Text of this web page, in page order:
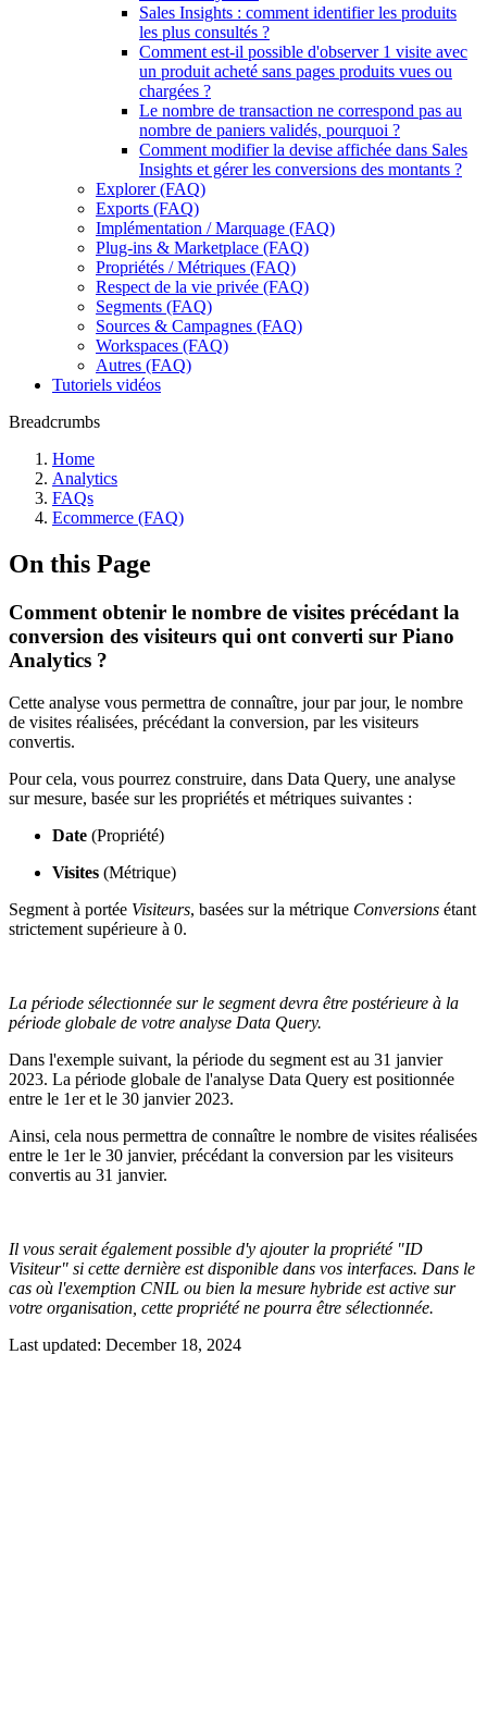
Sales Insights : comment identifier les produits
les plus consultés ?
Comment est-il possible d'observer 1 visite avec
un produit acheté sans pages produits vues ou
chargées ?
Le nombre de transaction ne correspond pas au
nombre de paniers validés, pourquoi ?
Comment modifier la devise affichée dans Sales
Insights et gérer les conversions des montants ?
Explorer (FAQ)
Exports (FAQ)
Implémentation / Marquage (FAQ)
Plug-ins & Marketplace (FAQ)
Propriétés / Métriques (FAQ)
Respect de la vie privée (FAQ)
Segments (FAQ)
Sources & Campagnes (FAQ)
Workspaces (FAQ)
Autres (FAQ)
Tutoriels vidéos
Breadcrumbs
Home
Analytics
FAQs
Ecommerce (FAQ)
On this Page
Comment obtenir le nombre de visites précédant la
conversion des visiteurs qui ont converti sur Piano
Analytics ?
Cette analyse vous permettra de connaître, jour par jour, le nombre
de visites réalisées, précédant la conversion, par les visiteurs
convertis.
Pour cela, vous pourrez construire, dans Data Query, une analyse
sur mesure, basée sur les propriétés et métriques suivantes :
Date (Propriété)
Visites (Métrique)
Segment à portée Visiteurs, basées sur la métrique Conversions étant
strictement supérieure à 0.
La période sélectionnée sur le segment devra être postérieure à la
période globale de votre analyse Data Query.
Dans l'exemple suivant, la période du segment est au 31 janvier
2023. La période globale de l'analyse Data Query est positionnée
entre le 1er et le 30 janvier 2023.
Ainsi, cela nous permettra de connaître le nombre de visites réalisées
entre le 1er le 30 janvier, précédant la conversion par les visiteurs
convertis au 31 janvier.
Il vous serait également possible d'y ajouter la propriété "ID
Visiteur" si cette dernière est disponible dans vos interfaces. Dans le
cas où l'exemption CNIL ou bien la mesure hybride est active sur
votre organisation, cette propriété ne pourra être sélectionnée.
Last updated: December 18, 2024